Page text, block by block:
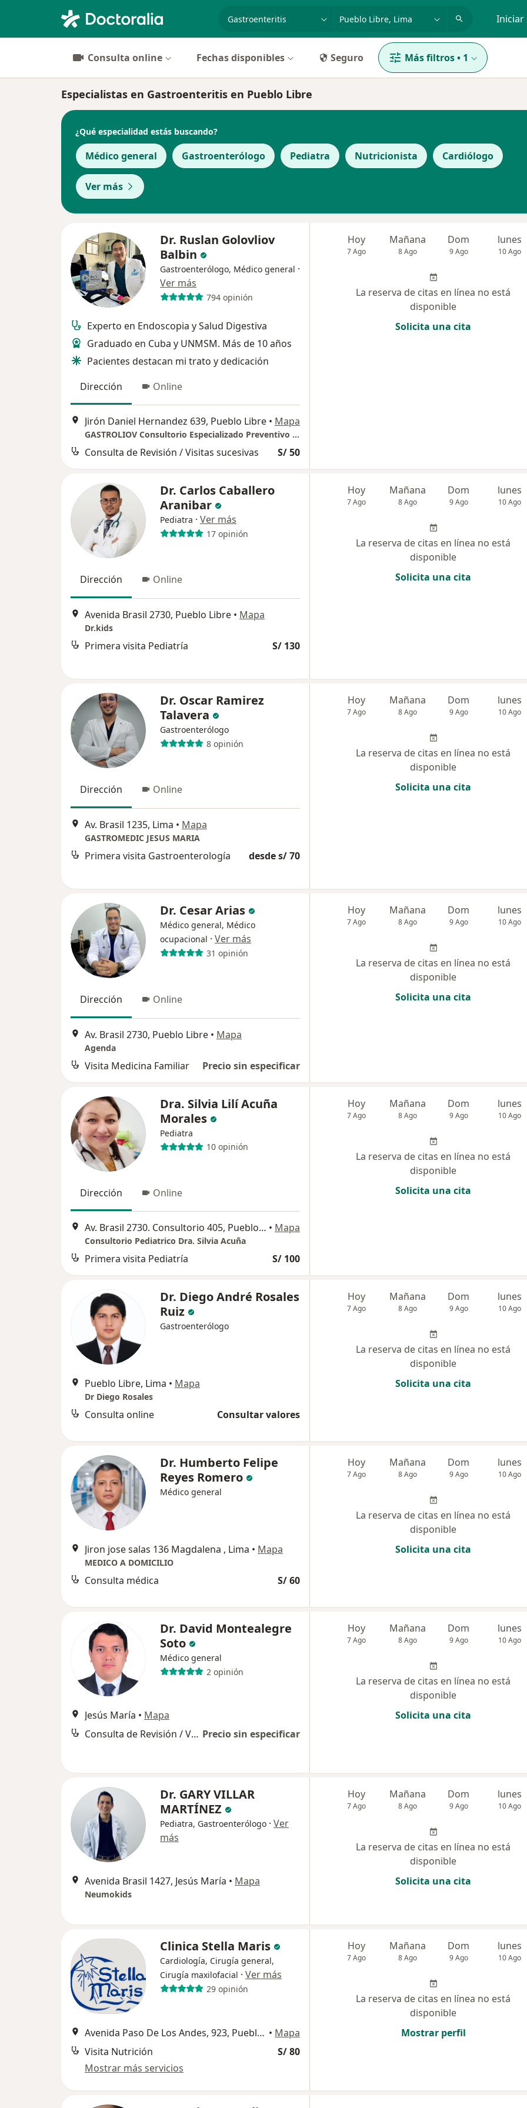
Iniciar
Consulta online Fechas disponibles Seguro Más filtros• 1
Especialistas en Gastroenteritis en Pueblo Libre
¿Qué especialidad estás buscando?
Médico general Gastroenterólogo Pediatra Nutricionista Cardiólogo
Ver más
Dr. Ruslan Golovliov
Balbin
Gastroenterólogo, Médico general ·
Ver más
794 opinión
Experto en Endoscopia y Salud Digestiva
Graduado en Cuba y UNMSM. Más de 10 años
Pacientes destacan mi trato y dedicación
Dirección
Online
Jirón Daniel Hernandez 639, Pueblo Libre • Mapa
GASTROLIOV Consultorio Especializado Preventivo Gastroenterologico
Consulta de Revisión / Visitas sucesivas S/ 50
Hoy
7 Ago
Mañana
8 Ago
Dom
9 Ago
lunes
10 Ago
La reserva de citas en línea no está
disponible
Solicita una cita
Dr. Carlos Caballero
Aranibar
Pediatra · Ver más
17 opinión
Dirección Online
Avenida Brasil 2730, Pueblo Libre • Mapa
Dr.kids
Primera visita Pediatría S/ 130
Hoy
7 Ago
Mañana
8 Ago
Dom
9 Ago
lunes
10 Ago
La reserva de citas en línea no está
disponible
Solicita una cita
Dr. Oscar Ramirez
Talavera
Gastroenterólogo
8 opinión
Dirección Online
Av. Brasil 1235, Lima • Mapa
GASTROMEDIC JESUS MARIA
Primera visita Gastroenterología desde s/ 70
Hoy
7 Ago
Mañana
8 Ago
Dom
9 Ago
lunes
10 Ago
La reserva de citas en línea no está
disponible
Solicita una cita
Dr. Cesar Arias
Médico general, Médico
ocupacional · Ver más
31 opinión
Dirección Online
Av. Brasil 2730, Pueblo Libre • Mapa
Agenda
Visita Medicina Familiar Precio sin especificar
Hoy
7 Ago
Mañana
8 Ago
Dom
9 Ago
lunes
10 Ago
La reserva de citas en línea no está
disponible
Solicita una cita
Dra. Silvia Lilí Acuña
Morales
Pediatra
10 opinión
Dirección Online
Av. Brasil 2730. Consultorio 405, Pueblo Libre • Mapa
Consultorio Pediatrico Dra. Silvia Acuña
Primera visita Pediatría S/ 100
Hoy
7 Ago
Mañana
8 Ago
Dom
9 Ago
lunes
10 Ago
La reserva de citas en línea no está
disponible
Solicita una cita
Dr. Diego André Rosales
Ruiz
Gastroenterólogo
Pueblo Libre, Lima • Mapa
Dr Diego Rosales
Consulta online Consultar valores
Hoy
7 Ago
Mañana
8 Ago
Dom
9 Ago
lunes
10 Ago
La reserva de citas en línea no está
disponible
Solicita una cita
Dr. Humberto Felipe
Reyes Romero
Médico general
Jiron jose salas 136 Magdalena , Lima • Mapa
MEDICO A DOMICILIO
Consulta médica S/ 60
Hoy
7 Ago
Mañana
8 Ago
Dom
9 Ago
lunes
10 Ago
La reserva de citas en línea no está
disponible
Solicita una cita
Dr. David Montealegre
Soto
Médico general
2 opinión
Jesús María • Mapa
Consulta de Revisión / Visitas sucesivas Precio sin especificar
Hoy
7 Ago
Mañana
8 Ago
Dom
9 Ago
lunes
10 Ago
La reserva de citas en línea no está
disponible
Solicita una cita
Dr. GARY VILLAR
MARTÍNEZ
Pediatra, Gastroenterólogo · Ver
más
Avenida Brasil 1427, Jesús María • Mapa
Neumokids
Hoy
7 Ago
Mañana
8 Ago
Dom
9 Ago
lunes
10 Ago
La reserva de citas en línea no está
disponible
Solicita una cita
Clinica Stella Maris
Cardiología, Cirugía general,
Cirugía maxilofacial · Ver más
29 opinión
Avenida Paso De Los Andes, 923, Pueblo Libre • Mapa
Visita Nutrición
S/ 80
Mostrar más servicios
Hoy
7 Ago
Mañana
8 Ago
Dom
9 Ago
lunes
10 Ago
La reserva de citas en línea no está
disponible
Mostrar perfil